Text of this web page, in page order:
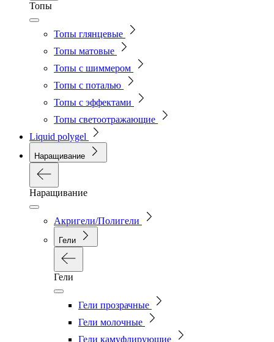
Топы
Топы глянцевые
Топы матовые
Топы с шиммером
Топы с поталью
Топы с эффектами
Топы светоотражающие
Liquid polygel
Наращивание
Наращивание
Акригели/Полигели
Гели
Гели
Гели прозрачные
Гели молочные
Гели камуфлирующие